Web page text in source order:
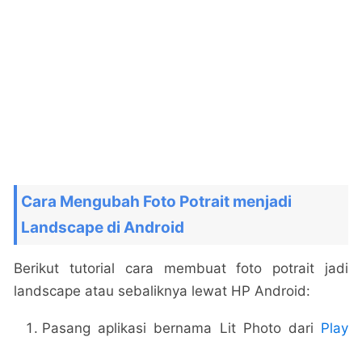
Cara Mengubah Foto Potrait menjadi
Landscape di Android
Berikut tutorial cara membuat foto potrait jadi
landscape atau sebaliknya lewat HP Android:
Pasang aplikasi bernama Lit Photo dari Play